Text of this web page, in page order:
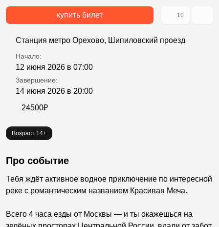
купить билет 10
Станция метро Орехово, Шипиловский проезд
Начало:
12 июня 2026 в 07:00
Завершение:
14 июня 2026 в 20:00
24500₽
Возраст 14+
Про событие
Тебя ждёт активное водное приключение по интересной
реке с романтическим названием Красивая Меча.
Всего 4 часа езды от Москвы — и ты окажешься на